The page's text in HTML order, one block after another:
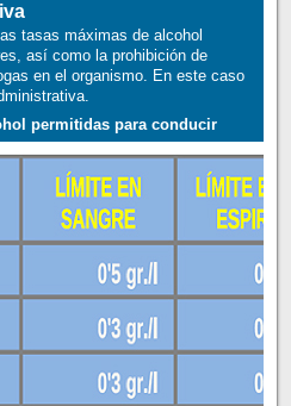
tasas máximas de alcohol
así como la prohibición de
en el organismo. En este caso
permitidas para conducir